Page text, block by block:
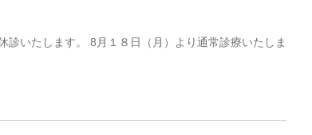
診いたします。 8月１８日（月）より通常診療いたしま